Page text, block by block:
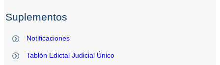
Suplementos
Notificaciones
Tablón Edictal Judicial Único